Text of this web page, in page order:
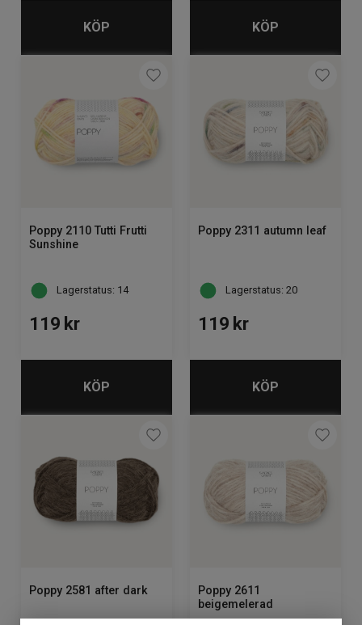
KÖP KÖP
Poppy 2110 Tutti Frutti
Sunshine
Lagerstatus: 14
119 kr
KÖP
Poppy 2311 autumn leaf
Lagerstatus: 20
119 kr
KÖP
Poppy 2581 after dark
Poppy 2611
beigemelerad